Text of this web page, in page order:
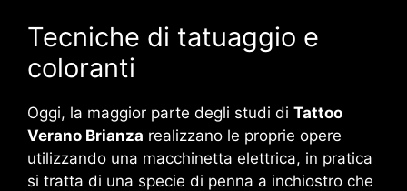
Tecniche di tatuaggio e
coloranti
Oggi, la maggior parte degli studi di Tattoo
Verano Brianza realizzano le proprie opere
utilizzando una macchinetta elettrica, in pratica
si tratta di una specie di penna a inchiostro che